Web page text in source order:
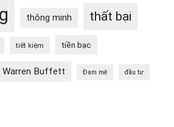
thông minh thất bại
tiết kiệm tiền bạc
Warren Buffett Đam mê đầu tư